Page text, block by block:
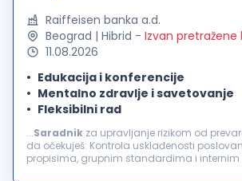
Raiffeisen banka a.d.
Beograd | Hibrid - Izvan pretražene
11.08.2026
Edukacija i konferencije
Mentalno zdravlje i savetovanje
Fleksibilni rad
...Saradnik za upravljanje rizikom od
da očekuješ: Kontrola usklađenosti poslovanja banke sa
propisima, grupnim standardima i internim